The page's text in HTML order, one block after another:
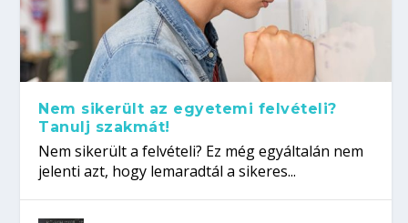
Nem sikerült az egyetemi felvételi?
Tanulj szakmát!
Nem sikerült a felvételi? Ez még egyáltalán nem
jelenti azt, hogy lemaradtál a sikeres...